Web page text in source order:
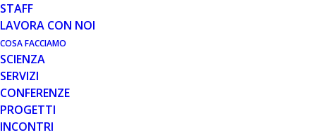
STAFF
LAVORA CON NOI
COSA FACCIAMO
SCIENZA
SERVIZI
CONFERENZE
PROGETTI
INCONTRI
20 FEB 2022
NUOVA EDIZIONE DELLA GUIDA
AGEVOLAZIONI FISCALI PER
PERSONE CON DISABILITÀ